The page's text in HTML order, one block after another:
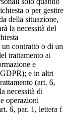
o per gestire
della situazione,
la necessità del
un contratto o di un
trattamento ai
e
e in altri
(art. 6,
necessità di
operazioni
6, par. 1, lettera f